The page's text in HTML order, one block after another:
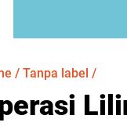
/ Tanpa label /